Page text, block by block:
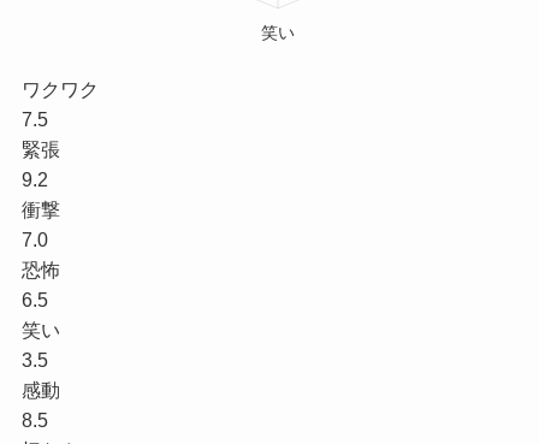
ワクワク
7.5
緊張
9.2
衝撃
7.0
恐怖
6.5
笑い
3.5
感動
8.5